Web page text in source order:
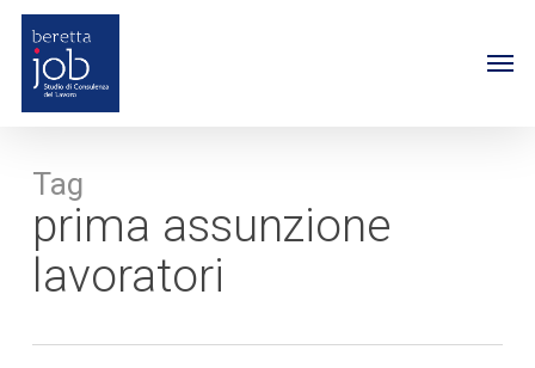
Skip
main
content
Tag
prima assunzione
lavoratori